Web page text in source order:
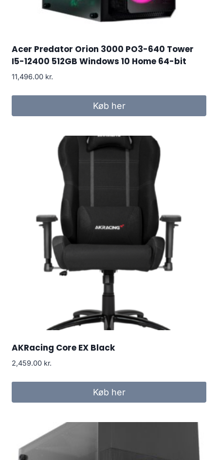
Acer Predator Orion 3000 PO3-640 Tower
I5-12400 512GB Windows 10 Home 64-bit
11,496.00 kr.
Køb her
AKRacing Core EX Black
2,459.00 kr.
Køb her